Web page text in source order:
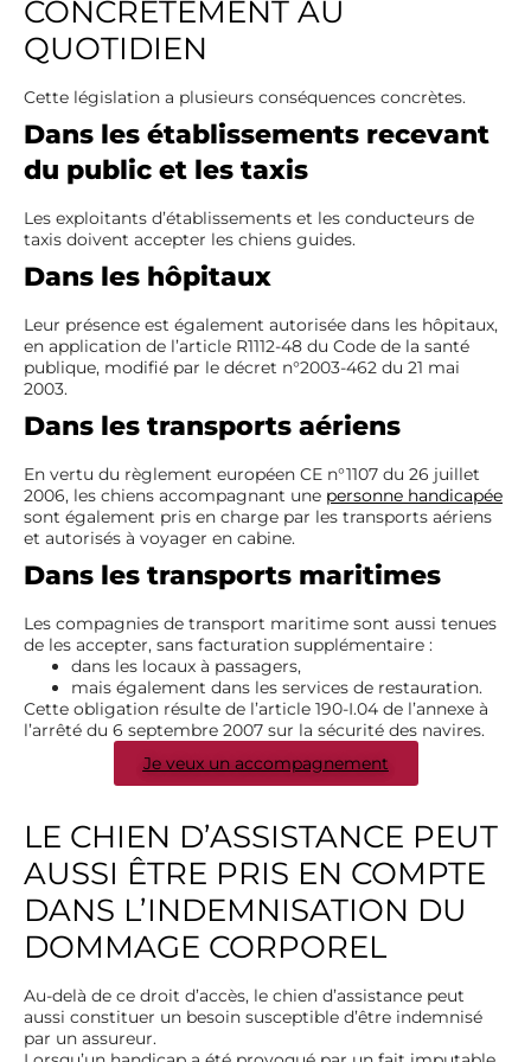
CONCRÈTEMENT AU
QUOTIDIEN
Cette législation a plusieurs conséquences concrètes.
Dans les établissements recevant
du public et les taxis
Les exploitants d’établissements et les conducteurs de
taxis doivent accepter les chiens guides.
Dans les hôpitaux
Leur présence est également autorisée dans les hôpitaux,
en application de l’article R1112-48 du Code de la santé
publique, modifié par le décret n°2003-462 du 21 mai
2003.
Dans les transports aériens
En vertu du règlement européen CE n°1107 du 26 juillet
2006, les chiens accompagnant une personne handicapée
sont également pris en charge par les transports aériens
et autorisés à voyager en cabine.
Dans les transports maritimes
Les compagnies de transport maritime sont aussi tenues
de les accepter, sans facturation supplémentaire :
dans les locaux à passagers,
mais également dans les services de restauration.
Cette obligation résulte de l’article 190-I.04 de l’annexe à
l’arrêté du 6 septembre 2007 sur la sécurité des navires.
Je veux un accompagnement
LE CHIEN D’ASSISTANCE PEUT
AUSSI ÊTRE PRIS EN COMPTE
DANS L’INDEMNISATION DU
DOMMAGE CORPOREL
Au-delà de ce droit d’accès, le chien d’assistance peut
aussi constituer un besoin susceptible d’être indemnisé
par un assureur.